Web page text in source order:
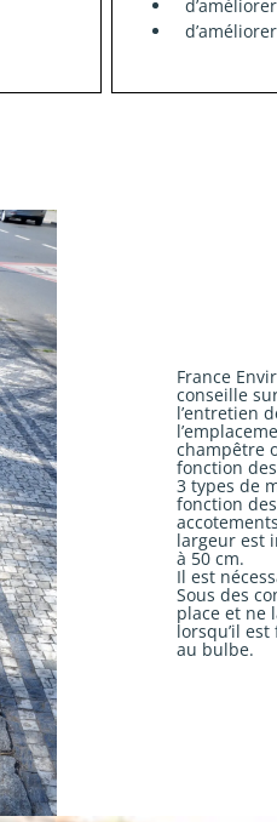
France
conseille
l’entretien
champêtre
fonction
3 types de
fonction
largeur est
à 50 cm.
Il est
Sous des
place et ne
lorsqu’il
au bulbe.